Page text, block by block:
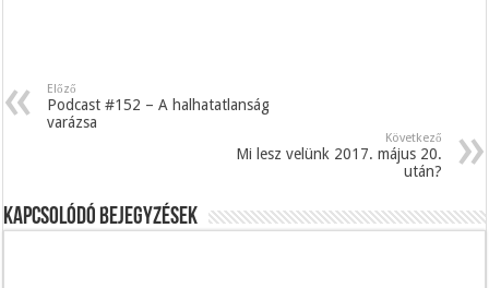
Előző
Podcast #152 – A halhatatlanság
varázsa
Következő
Mi lesz velünk 2017. május 20.
után?
Kapcsolódó bejegyzések